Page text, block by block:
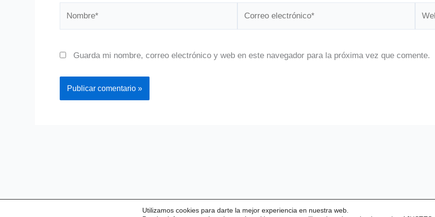
Guarda mi nombre, correo electrónico y web en este navegador para la próxima vez que comente.
Utilizamos cookies para darte la mejor experiencia en nuestra web.